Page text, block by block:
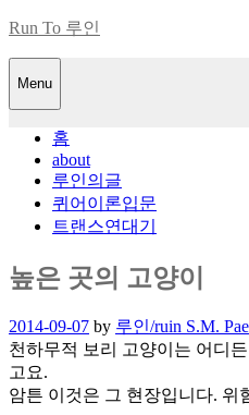
Skip
content
Run To 루인
Menu
홈
about
루인의글
퀴어이론입문
트랜스연대기
높은 곳의 고양이
Posted
on
2014-09-07 by 루인/ruin S.M. Pae
천하무적 보리 고양이는 어디
고요.
암튼 이것은 그 현장입니다. 위